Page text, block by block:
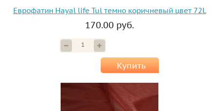
Еврофатин Hayal life Tul темно коричневый цвет 72L
170.00 руб.
Купить